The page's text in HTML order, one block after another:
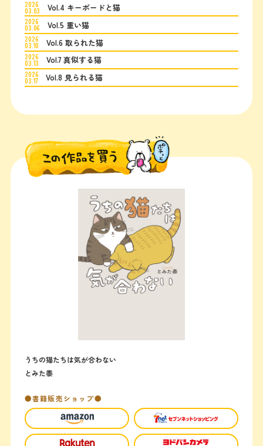
2026
03.03 Vol.4 キーボードと猫
2026
03.06 Vol.5 重い猫
2026
03.10 Vol.6 取られた猫
2026
03.13 Vol.7 真似する猫
2026
03.17 Vol.8 見られる猫
うちの猫たちは気が合わない
とみた黍
●書籍販売ショップ●